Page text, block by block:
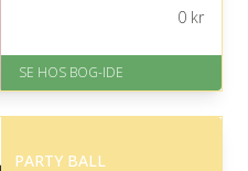
forventet leveringstid
Fremragende Trustpilot rating
0kr
SE HOS BOG-IDE
PARTY BALL